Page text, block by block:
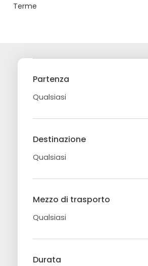
Terme
Partenza
Destinazione
Mezzo di trasporto
Durata